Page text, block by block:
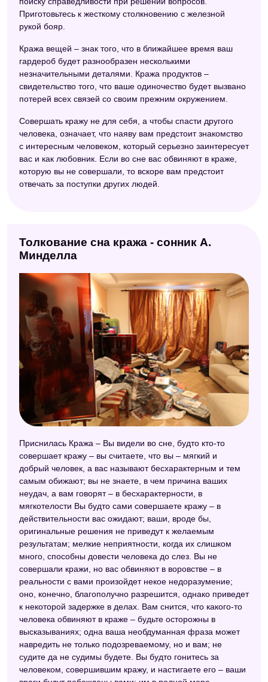
Приготовьтесь к жесткому столкновению с железной
рукой бояр.
Кража вещей – знак того, что в ближайшее время ваш
гардероб будет разнообразен несколькими
незначительными деталями. Кража продуктов –
свидетельство того, что ваше одиночество будет вызвано
потерей всех связей со своим прежним окружением.
Совершать кражу не для себя, а чтобы спасти другого
человека, означает, что наяву вам предстоит знакомство
с интересным человеком, который серьезно заинтересует
вас и как любовник. Если во сне вас обвиняют в краже,
которую вы не совершали, то вскоре вам предстоит
отвечать за поступки других людей.
Толкование сна кража - сонник А.
Минделла
Приснилась Кража – Вы видели во сне, будто кто-то
совершает кражу – вы считаете, что вы – мягкий и
добрый человек, а вас называют бесхарактерным и тем
самым обижают; вы не знаете, в чем причина ваших
неудач, а вам говорят – в бесхарактерности, в
мягкотелости Вы будто сами совершаете кражу – в
действительности вас ожидают; ваши, вроде бы,
оригинальные решения не приведут к желаемым
результатам; мелкие неприятности, когда их слишком
много, способны довести человека до слез. Вы не
совершали кражи, но вас обвиняют в воровстве – в
реальности с вами произойдет некое недоразумение;
оно, конечно, благополучно разрешится, однако приведет
к некоторой задержке в делах. Вам снится, что какого-то
человека обвиняют в краже – будьте осторожны в
высказываниях; одна ваша необдуманная фраза может
навредить не только подозреваемому, но и вам; не
судите да не судимы будете. Вы будто гонитесь за
человеком, совершившим кражу, и настигаете его – ваши